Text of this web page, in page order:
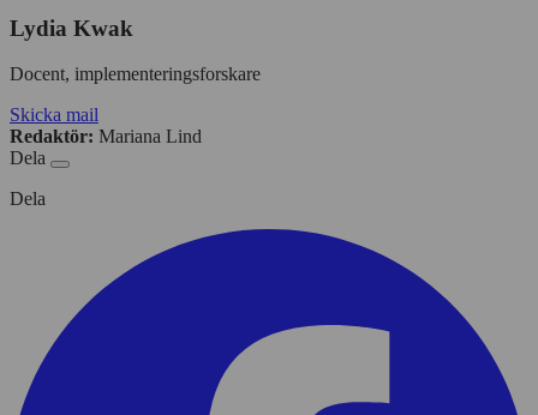
Lydia Kwak
Docent, implementeringsforskare
Skicka mail
Redaktör: Mariana Lind
Dela
Dela
annonser